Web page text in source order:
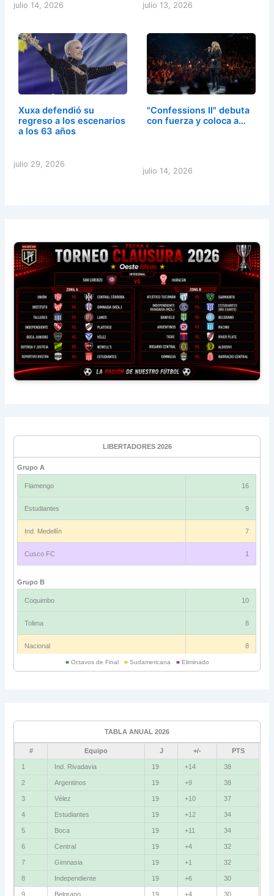
julio 14, 2026 julio 13, 2026
Xuxa defendió su
regreso a los escenarios
a los 63 años
julio 29, 2026
"Confessions II" debuta
con fuerza y coloca a…
julio 14, 2026
LIBERTADORES 2026
Grupo A
Flamengo 16
Estudiantes 9
Ind. Medellín 7
Cusco FC 1
Grupo B
Coquimbo 10
Tolima 8
Nacional 8
Bolívar 5
La Guaira
Grupo D
U. Católica
Cruzeiro 11
Boca Jrs.
■Octavos de Final ■Sudamericana ■Eliminado
TABLA ANUAL 2026
# Equipo J +/- PTS
1 Ind. Rivadavia 19 +14 38
2 Argentinos 19 +9 38
3 Vélez 19 +10 37
4 Estudiantes 19 +12 34
5 Boca 19 +11 34
6 Central 19 +4 32
7 Gimnasia 19 +1 32
8 Independiente 19 +6 30
9 Belgrano 19 +4 30